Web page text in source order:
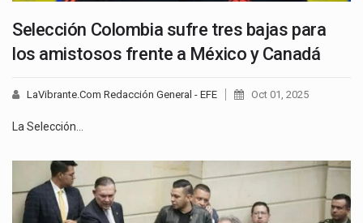
Selección Colombia sufre tres bajas para
los amistosos frente a México y Canadá
LaVibrante.Com Redacción General - EFE Oct 01, 2025
La Selección…